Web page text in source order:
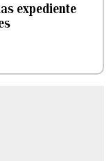
expediente